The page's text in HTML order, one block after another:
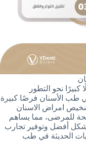
نحو التطور
في طب الأسنان فرصًا كبيرة
امراض الاسنان
للمرضى، مما يساهم
أفضل وتوفير تجارب
الحديثة في طب